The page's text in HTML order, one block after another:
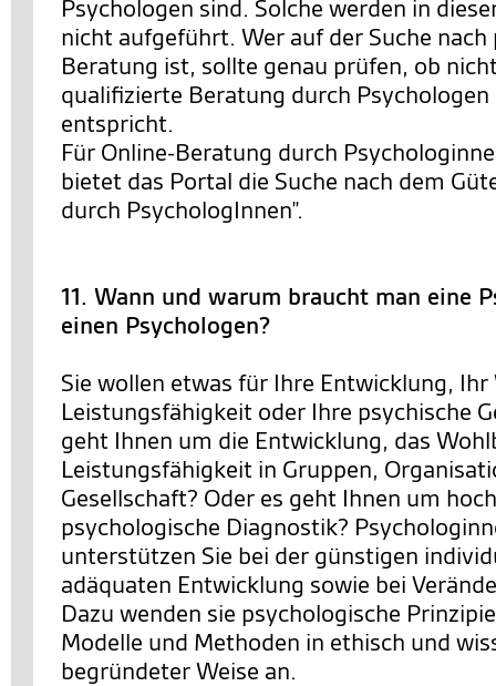
Psychologen sind. Solche werden in
nicht aufgeführt. Wer auf der Suche
Beratung ist, sollte genau prüfen, ob
qualifizierte Beratung durch
entspricht.
Für Online-Beratung durch
bietet das Portal die Suche nach dem
durch PsychologInnen”.
11. Wann und warum braucht man eine
einen Psychologen?
Sie wollen etwas für Ihre Entwicklung,
Leistungsfähigkeit oder Ihre psychische
geht Ihnen um die Entwicklung, das
Leistungsfähigkeit in Gruppen,
Gesellschaft? Oder es geht Ihnen um
psychologische Diagnostik?
unterstützen Sie bei der günstigen
adäquaten Entwicklung sowie bei
Dazu wenden sie psychologische
Modelle und Methoden in ethisch und
begründeter Weise an.